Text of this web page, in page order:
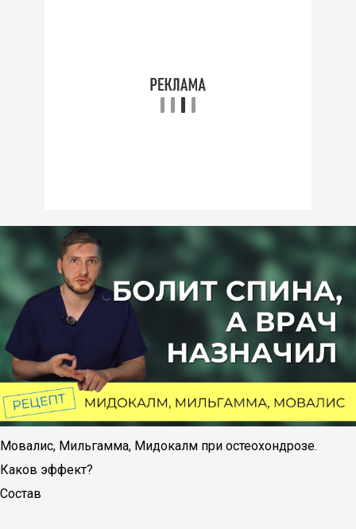
Мовалис, Мильгамма, Мидокалм при остеохондрозе.
Каков эффект?
Состав